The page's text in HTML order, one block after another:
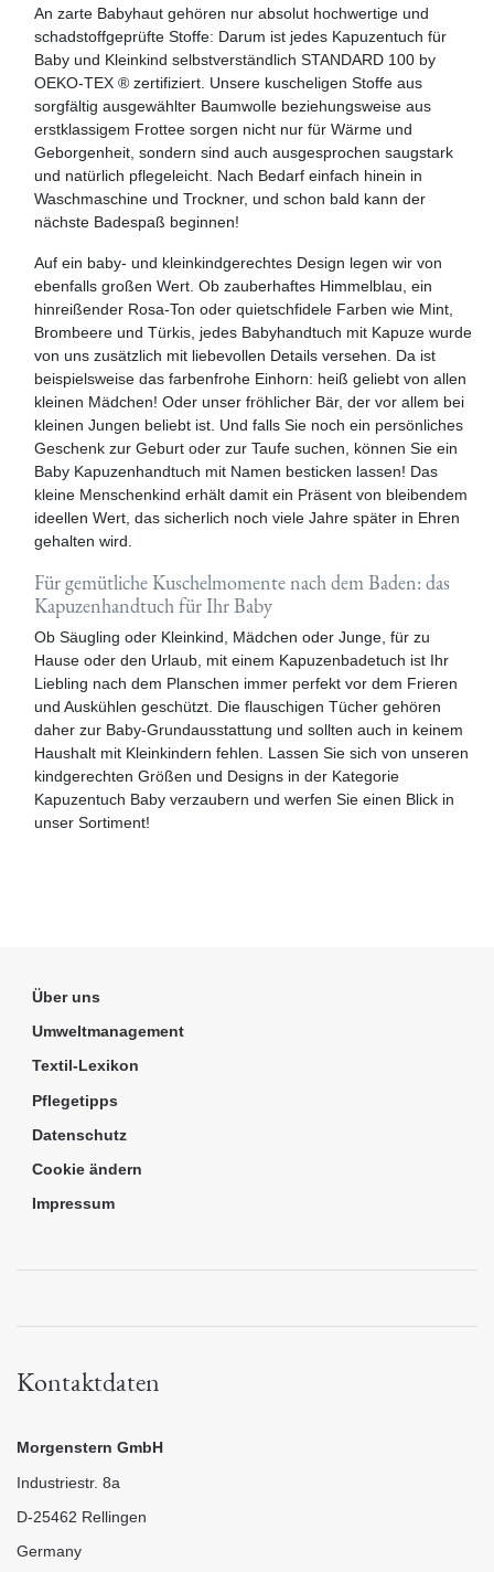
An zarte Babyhaut gehören nur absolut hochwertige und
schadstoffgeprüfte Stoffe: Darum ist jedes Kapuzentuch für
Baby und Kleinkind selbstverständlich STANDARD 100 by
OEKO-TEX ® zertifiziert. Unsere kuscheligen Stoffe aus
sorgfältig ausgewählter Baumwolle beziehungsweise aus
erstklassigem Frottee sorgen nicht nur für Wärme und
Geborgenheit, sondern sind auch ausgesprochen saugstark
und natürlich pflegeleicht. Nach Bedarf einfach hinein in
Waschmaschine und Trockner, und schon bald kann der
nächste Badespaß beginnen!
Auf ein baby- und kleinkindgerechtes Design legen wir von
ebenfalls großen Wert. Ob zauberhaftes Himmelblau, ein
hinreißender Rosa-Ton oder quietschfidele Farben wie Mint,
Brombeere und Türkis, jedes Babyhandtuch mit Kapuze wurde
von uns zusätzlich mit liebevollen Details versehen. Da ist
beispielsweise das farbenfrohe Einhorn: heiß geliebt von allen
kleinen Mädchen! Oder unser fröhlicher Bär, der vor allem bei
kleinen Jungen beliebt ist. Und falls Sie noch ein persönliches
Geschenk zur Geburt oder zur Taufe suchen, können Sie ein
Baby Kapuzenhandtuch mit Namen besticken lassen! Das
kleine Menschenkind erhält damit ein Präsent von bleibendem
ideellen Wert, das sicherlich noch viele Jahre später in Ehren
gehalten wird.
Für gemütliche Kuschelmomente nach dem Baden: das
Kapuzenhandtuch für Ihr Baby
Ob Säugling oder Kleinkind, Mädchen oder Junge, für zu
Hause oder den Urlaub, mit einem Kapuzenbadetuch ist Ihr
Liebling nach dem Planschen immer perfekt vor dem Frieren
und Auskühlen geschützt. Die flauschigen Tücher gehören
daher zur Baby-Grundausstattung und sollten auch in keinem
Haushalt mit Kleinkindern fehlen. Lassen Sie sich von unseren
kindgerechten Größen und Designs in der Kategorie
Kapuzentuch Baby verzaubern und werfen Sie einen Blick in
unser Sortiment!
Über uns
Umweltmanagement
Textil-Lexikon
Pflegetipps
Datenschutz
Cookie ändern
Impressum
Kontaktdaten
Morgenstern GmbH
Industriestr. 8a
D-25462 Rellingen
Germany